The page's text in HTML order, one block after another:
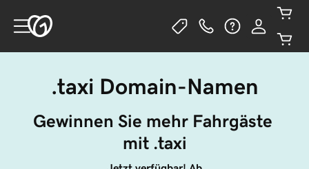
.taxi Domain-Namen
Gewinnen Sie mehr Fahrgäste
mit .taxi